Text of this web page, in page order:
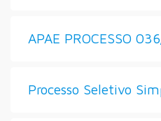
APAE PROCESSO
Processo Seletivo